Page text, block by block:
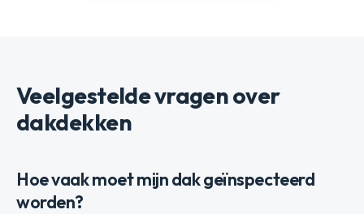
Veelgestelde vragen over
dakdekken
Hoe vaak moet mijn dak geïnspecteerd
worden?